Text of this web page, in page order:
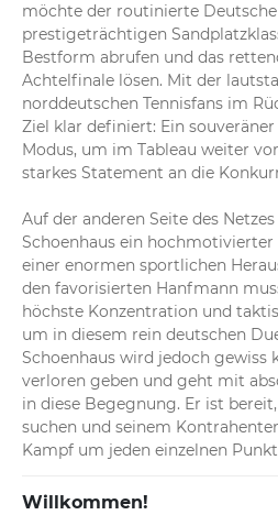
möchte der routinierte
prestigeträchtigen
Bestform abrufen und das
Achtelfinale lösen. Mit der
norddeutschen Tennisfans im
Ziel klar definiert: Ein
Modus, um im Tableau weiter
starkes Statement an die
Auf der anderen Seite des
Schoenhaus ein hochmotivierter
einer enormen sportlichen
den favorisierten Hanfmann
höchste Konzentration und
um in diesem rein deutschen
Schoenhaus wird jedoch gewiss
verloren geben und geht mit
in diese Begegnung. Er ist
suchen und seinem
Kampf um jeden einzelnen
Willkommen!